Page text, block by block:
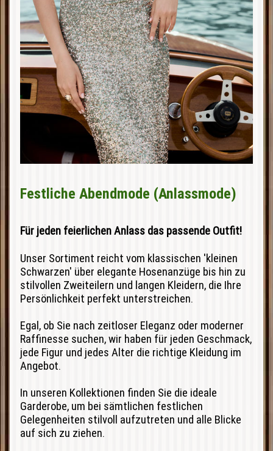
Festliche Abendmode (Anlassmode)
Für jeden feierlichen Anlass das passende Outfit!
Unser Sortiment reicht vom klassischen 'kleinen
Schwarzen' über elegante Hosenanzüge bis hin zu
stilvollen Zweiteilern und langen Kleidern, die Ihre
Persönlichkeit perfekt unterstreichen.
Egal, ob Sie nach zeitloser Eleganz oder moderner
Raffinesse suchen, wir haben für jeden Geschmack,
jede Figur und jedes Alter die richtige Kleidung im
Angebot.
In unseren Kollektionen finden Sie die ideale
Garderobe, um bei sämtlichen festlichen
Gelegenheiten stilvoll aufzutreten und alle Blicke
auf sich zu ziehen.